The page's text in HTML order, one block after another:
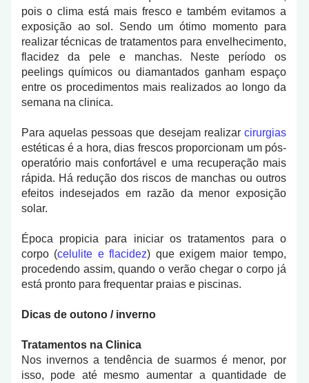
pois o clima está mais fresco e também evitamos a
exposição ao sol. Sendo um ótimo momento para
realizar técnicas de tratamentos para envelhecimento,
flacidez da pele e manchas. Neste período os
peelings químicos ou diamantados ganham espaço
entre os procedimentos mais realizados ao longo da
semana na clinica.
Para aquelas pessoas que desejam realizar cirurgias
estéticas é a hora, dias frescos proporcionam um pós-
operatório mais confortável e uma recuperação mais
rápida. Há redução dos riscos de manchas ou outros
efeitos indesejados em razão da menor exposição
solar.
Época propicia para iniciar os tratamentos para o
corpo (celulite e flacidez) que exigem maior tempo,
procedendo assim, quando o verão chegar o corpo já
está pronto para frequentar praias e piscinas.
Dicas de outono / inverno
Tratamentos na Clinica
Nos invernos a tendência de suarmos é menor, por
isso, pode até mesmo aumentar a quantidade de